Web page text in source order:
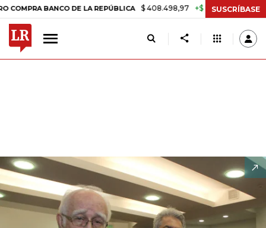
BANCO DE LA REPÚBLICA $ 408.498,97 +$ 8.753,81 +2,19%
SUSCRÍBASE